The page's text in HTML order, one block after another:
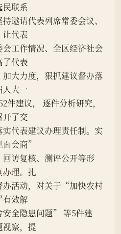
民联系
邀请代表列席常委会议、
让代表
会工作情况、全区经济社会
了代表
大力度，狠抓建议督办落
人大一
件建议， 逐件分析研究，
开了交
代表建议办理责任制。实
会商”
访复核、测评公开等形
办理。扎
办活动，对关于“加快农村
效解
安全隐患问题” 等5件建
察，提